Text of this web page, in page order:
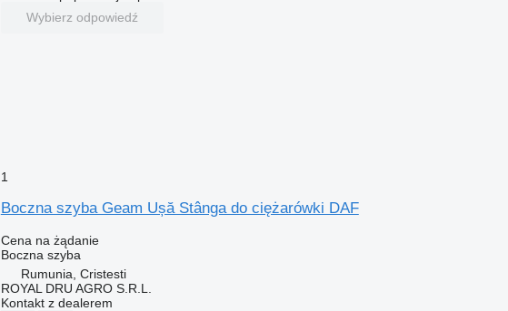
Wybierz odpowiedź
1
Boczna szyba Geam Ușă Stânga do ciężarówki DAF
Cena na żądanie
Boczna szyba
Rumunia, Cristesti
ROYAL DRU AGRO S.R.L.
Kontakt z dealerem